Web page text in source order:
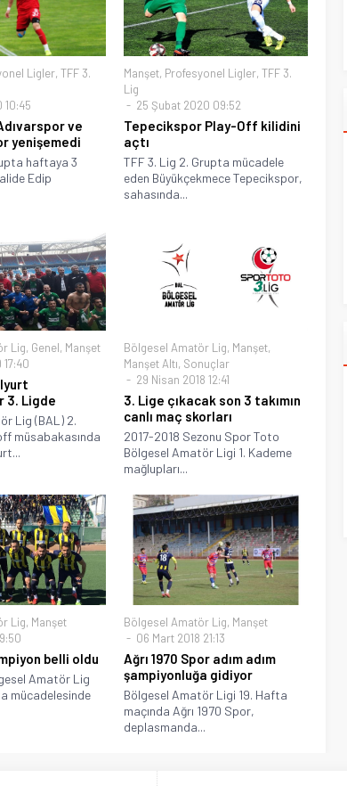
Ligler, TFF 3.
10:45
ve
yenişemedi
haftaya 3
Edip
Manşet, Profesyonel Ligler,TFF 3.
Lig
25 Şubat 2020 09:52
Tepecikspor Play-Off kilidini
açtı
TFF 3. Lig 2. Grupta mücadele
eden Büyükçekmece Tepecikspor,
sahasında...
Lig, Genel, Manşet
17:40
3. Ligde
Lig (BAL) 2.
müsabakasında
Bölgesel Amatör Lig, Manşet,
Manşet Altı, Sonuçlar
29 Nisan 2018 12:41
3. Lige çıkacak son 3 takımın
canlı maç skorları
2017-2018 Sezonu Spor Toto
Bölgesel Amatör Ligi 1. Kademe
mağlupları...
Lig, Manşet
belli oldu
Amatör Lig
mücadelesinde
Bölgesel Amatör Lig, Manşet
06 Mart 2018 21:13
Ağrı 1970 Spor adım adım
şampiyonluğa gidiyor
Bölgesel Amatör Ligi 19. Hafta
maçında Ağrı 1970 Spor,
deplasmanda...